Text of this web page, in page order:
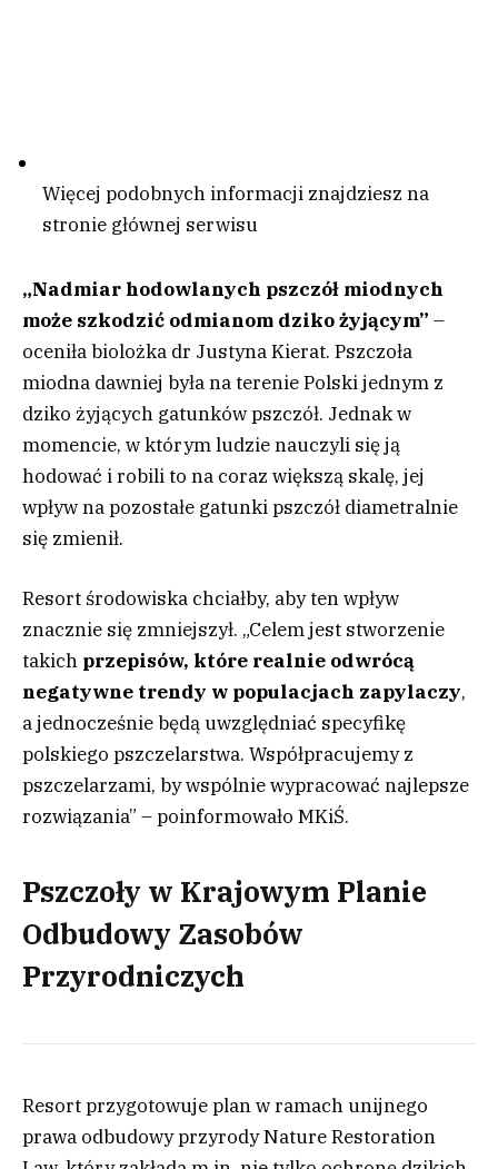
Więcej podobnych informacji znajdziesz na
stronie głównej serwisu
„Nadmiar hodowlanych pszczół miodnych
może szkodzić odmianom dziko żyjącym” –
oceniła biolożka dr Justyna Kierat. Pszczoła
miodna dawniej była na terenie Polski jednym z
dziko żyjących gatunków pszczół. Jednak w
momencie, w którym ludzie nauczyli się ją
hodować i robili to na coraz większą skalę, jej
wpływ na pozostałe gatunki pszczół diametralnie
się zmienił.
Resort środowiska chciałby, aby ten wpływ
znacznie się zmniejszył. „Celem jest stworzenie
takich przepisów, które realnie odwrócą
negatywne trendy w populacjach zapylaczy,
a jednocześnie będą uwzględniać specyfikę
polskiego pszczelarstwa. Współpracujemy z
pszczelarzami, by wspólnie wypracować najlepsze
rozwiązania” – poinformowało MKiŚ.
Pszczoły w Krajowym Planie
Odbudowy Zasobów
Przyrodniczych
Resort przygotowuje plan w ramach unijnego
prawa odbudowy przyrody Nature Restoration